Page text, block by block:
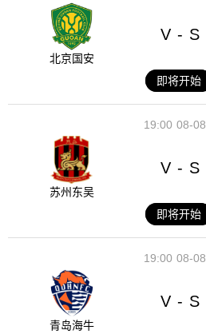
北京国安
V - S
即将开始
08-08
19:00
苏州东吴
V - S
即将开始
08-08
19:00
青岛海牛
V - S